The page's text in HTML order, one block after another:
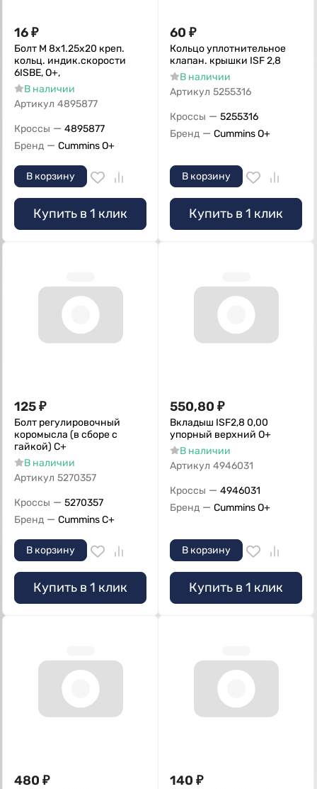
16₽
Болт M 8х1.25х20 креп.
кольц. индик.скорости
6ISBE, О+,
В наличии
Артикул 4895877
Кроссы — 4895877
Бренд — Cummins O+
В корзину
Купить в 1 клик
60 ₽
Кольцо уплотнительное
клапан. крышки ISF 2,8
В наличии
Артикул 5255316
Кроссы — 5255316
Бренд — Cummins O+
В корзину
Купить в 1 клик
125₽
Болт регулировочный
коромысла (в сборе с
гайкой) С+
В наличии
Артикул 5270357
Кроссы — 5270357
Бренд — Cummins C+
В корзину
Купить в 1 клик
550,80 ₽
Вкладыш ISF2,8 0,00
упорный верхний О+
В наличии
Артикул 4946031
Кроссы — 4946031
Бренд — Cummins O+
В корзину
Купить в 1 клик
480 ₽ 140 ₽